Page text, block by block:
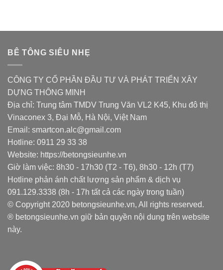
BÊ TÔNG SIÊU NHẸ
CÔNG TY CỔ PHẦN ĐẦU TƯ VÀ PHÁT TRIỂN XÂY
DỰNG THÔNG MINH
Địa chỉ: Trung tâm TMDV Trung Văn VL2 K45, Khu đô thị
Vinaconex 3, Đại Mỗ, Hà Nội, Việt Nam
Email: smartcon.alc@gmail.com
Hotline: 0911 29 33 38
Website: https://betongsieunhe.vn
Giờ làm việc: 8h30 - 17h30 (T2 - T6), 8h30 - 12h (T7)
Hotline phản ánh chất lượng sản phẩm & dịch vụ
091.129.3338 (8h - 17h tất cả các ngày trong tuần)
© Copyright 2020 betongsieunhe.vn, All rights reserved.
® betongsieunhe.vn giữ bản quyền nội dung trên website
này.